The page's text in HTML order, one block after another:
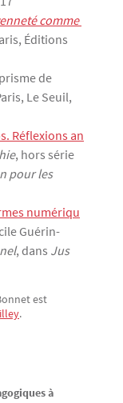
comme
Éditions
de
Le Seuil,
Réflexions an
, hors série
pour les
numériqu
Guérin-
, dans Jus
est
.
à